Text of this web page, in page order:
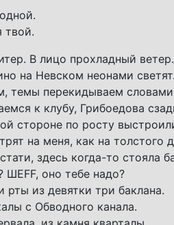
твой.
В лицо прохладный ветер.
на Невском неонами светят.
темы перекидываем
к клубу, Грибоедова
стороне по росту
на меня, как на толстого
здесь когда-то стояла
ШЕFF, оно тебе надо?
рты из девятки три баклана.
с Обводного канала.